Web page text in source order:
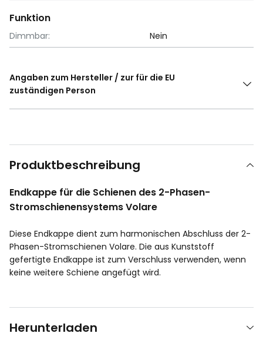
Funktion
Dimmbar: Nein
Angaben zum Hersteller / zur für die EU
zuständigen Person
Produktbeschreibung
Endkappe für die Schienen des 2-Phasen-
Stromschienensystems Volare
Diese Endkappe dient zum harmonischen Abschluss der 2-
Phasen-Stromschienen Volare. Die aus Kunststoff
gefertigte Endkappe ist zum Verschluss verwenden, wenn
keine weitere Schiene angefügt wird.
Herunterladen